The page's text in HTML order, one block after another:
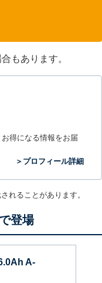
もあります。
得になる情報をお届
＞プロフィール詳細
れることがあります。
登場
A-